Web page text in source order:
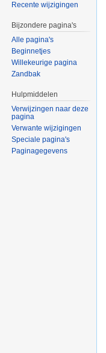
Recente wijzigingen
Bijzondere pagina's
Alle pagina's
Beginnetjes
Willekeurige pagina
Zandbak
Hulpmiddelen
Verwijzingen naar deze
pagina
Verwante wijzigingen
Speciale pagina's
Paginagegevens